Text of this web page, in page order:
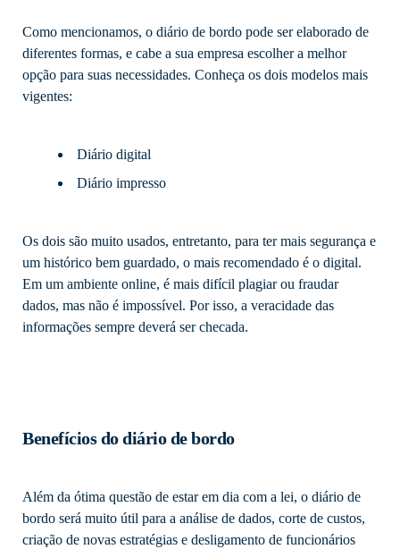
Como mencionamos, o diário de bordo pode ser elaborado de
diferentes formas, e cabe a sua empresa escolher a melhor
opção para suas necessidades. Conheça os dois modelos mais
vigentes:
Diário digital
Diário impresso
Os dois são muito usados, entretanto, para ter mais segurança e
um histórico bem guardado, o mais recomendado é o digital.
Em um ambiente online, é mais difícil plagiar ou fraudar
dados, mas não é impossível. Por isso, a veracidade das
informações sempre deverá ser checada.
Benefícios do diário de bordo
Além da ótima questão de estar em dia com a lei, o diário de
bordo será muito útil para a análise de dados, corte de custos,
criação de novas estratégias e desligamento de funcionários